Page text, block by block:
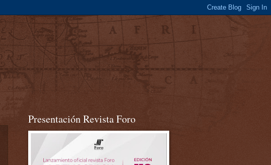
Presentación Revista Foro